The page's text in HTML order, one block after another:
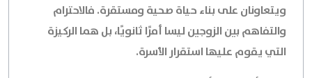
ويتعاونان على بناء حياة صحية ومستقرة. فالاحترام
والتفاهم بين الزوجين ليسا أمرًا ثانويًا، بل هما الركيزة
التي يقوم عليها استقرار الأسرة.